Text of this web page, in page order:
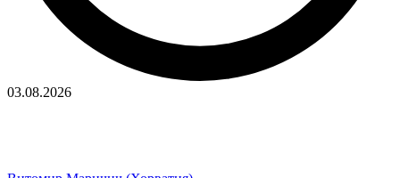
03.08.2026